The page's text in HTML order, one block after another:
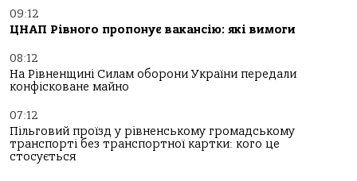
09:12
ЦНАП Рівного пропонує вакансію: які вимоги
08:12
На Рівненщині Силам оборони України передали
конфісковане майно
07:12
Пільговий проїзд у рівненському громадському
транспорті без транспортної картки: кого це
стосується